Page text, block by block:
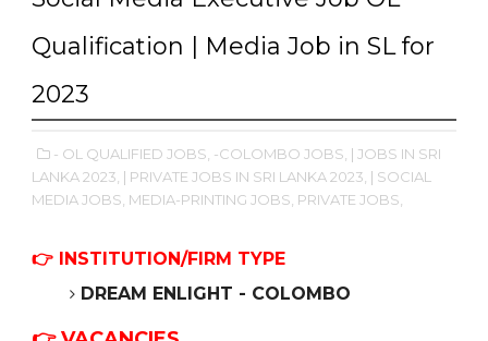
Qualification | Media Job in SL for
2023
- OL QUALIFIED JOBS, -COLOMBO JOBS, | JOBS IN SRI
LANKA 2023, | PRIVATE JOBS IN SRI LANKA 2023, | SOCIAL
MEDIA JOBS, MEDIA-PRINTING JOBS, PRIVATE JOBS,
👉 INSTITUTION/FIRM TYPE
DREAM ENLIGHT - COLOMBO